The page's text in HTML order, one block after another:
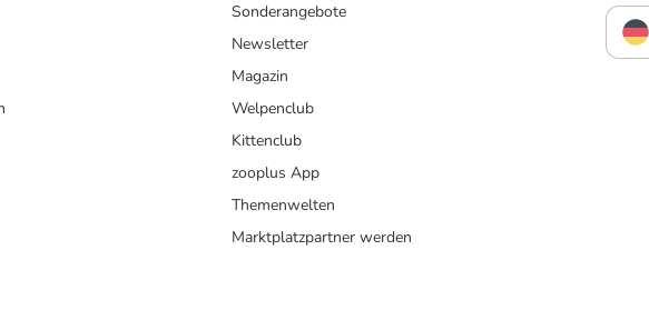
Sonderangebote
Newsletter
Magazin
Welpenclub
Kittenclub
zooplus App
Themenwelten
Marktplatzpartner werden